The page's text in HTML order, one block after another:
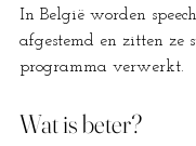
In België worden
afgestemd en zitten ze
programma verwerkt.
Wat is beter?